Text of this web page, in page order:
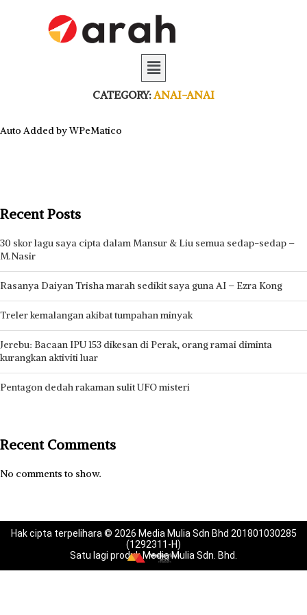
CATEGORY:ANAI-ANAI
Auto Added by WPeMatico
Recent Posts
30 skor lagu saya cipta dalam Mansur & Liu semua sedap-sedap –
M.Nasir
Rasanya Daiyan Trisha marah sedikit saya guna AI – Ezra Kong
Treler kemalangan akibat tumpahan minyak
Jerebu: Bacaan IPU 153 dikesan di Perak, orang ramai diminta
kurangkan aktiviti luar
Pentagon dedah rakaman sulit UFO misteri
Recent Comments
No comments to show.
Hak cipta terpelihara © 2026 Media Mulia Sdn Bhd 201801030285
(1292311-H)
Satu lagi produk Media Mulia Sdn. Bhd.